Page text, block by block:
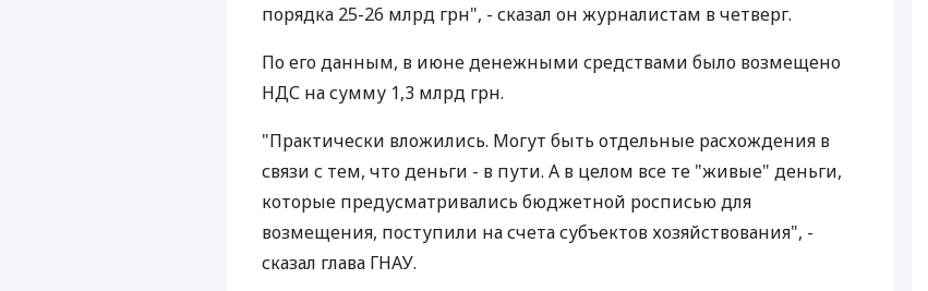
порядка 25-26 млрд грн", - сказал он журналистам в четверг.
По его данным, в июне денежными средствами было возмещено
НДС на сумму 1,3 млрд грн.
"Практически вложились. Могут быть отдельные расхождения в
связи с тем, что деньги - в пути. А в целом все те "живые" деньги,
которые предусматривались бюджетной росписью для
возмещения, поступили на счета субъектов хозяйствования", -
сказал глава ГНАУ.